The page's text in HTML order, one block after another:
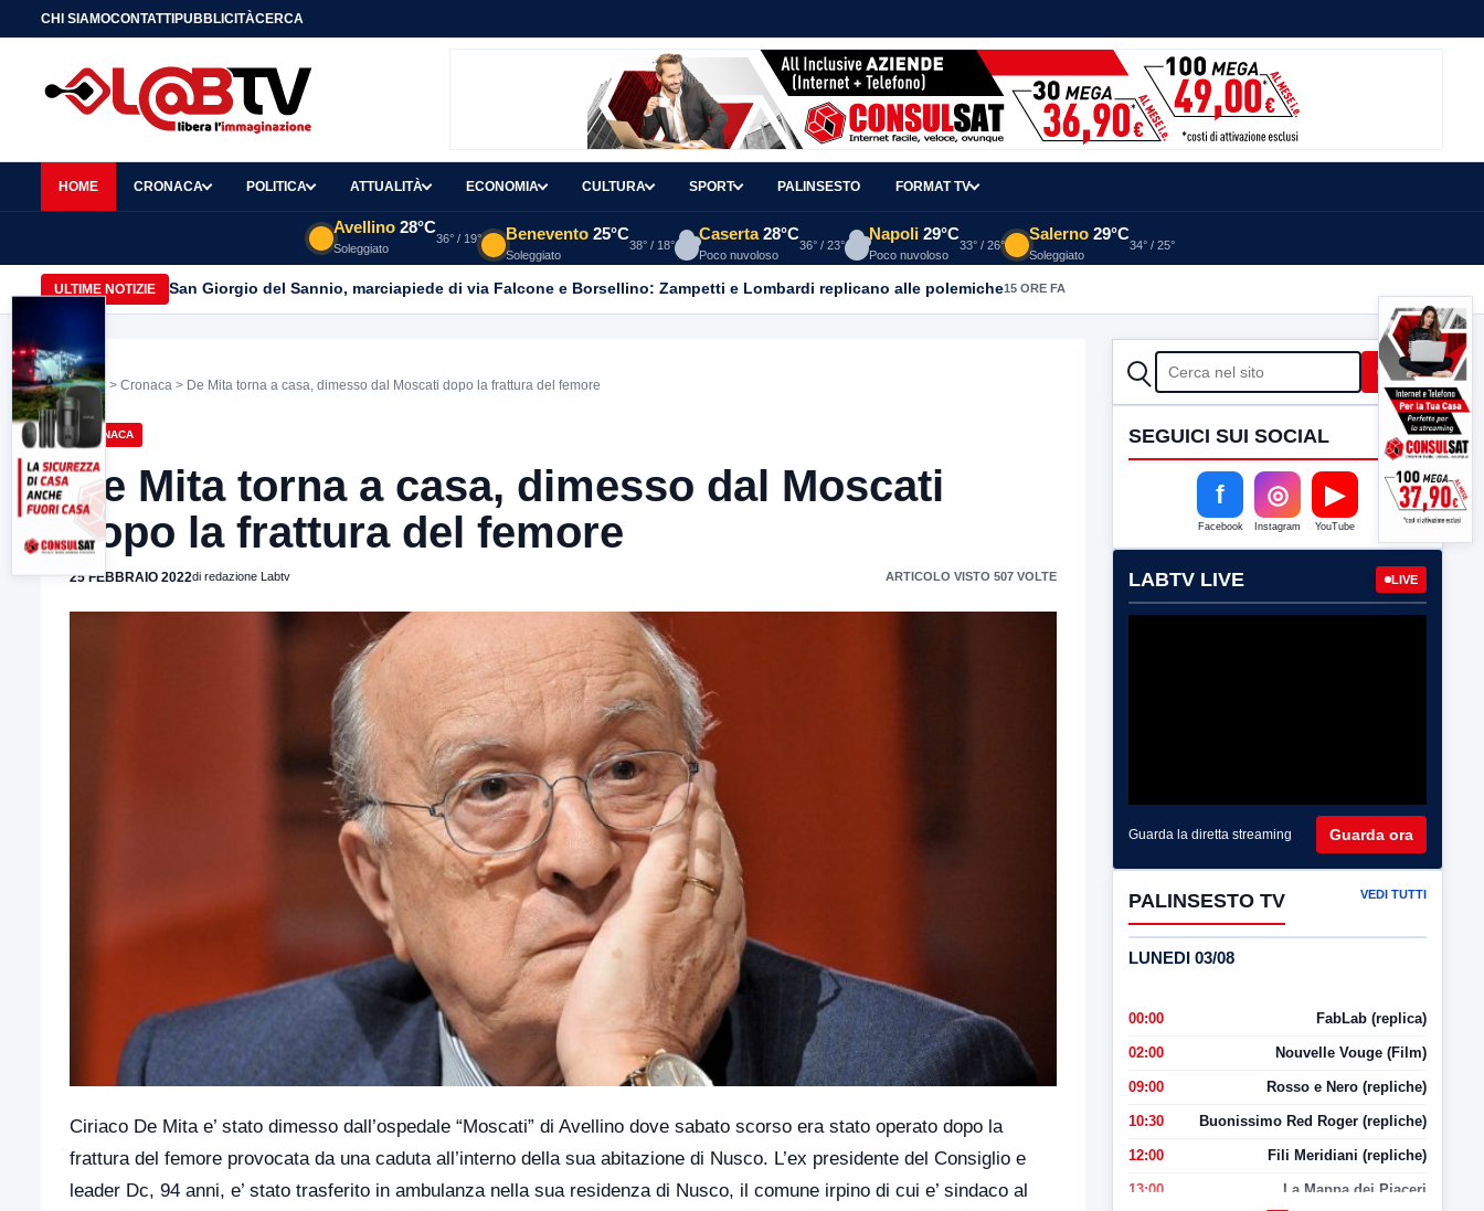
CHI SIAMOCONTATTIPUBBLICITÀCERCA
HOME CRONACA POLITICA ATTUALITÀ ECONOMIA CULTURA SPORT PALINSESTO FORMAT TV
Avellino 28°C
Soleggiato
36° / 19° Benevento 25°C
Soleggiato
38° / 18°
Caserta 28°C
Poco nuvoloso
36° / 23°
Napoli 29°C
Poco nuvoloso
33° / 26°
Salerno 29°C
Soleggiato
34° / 25°
ULTIME NOTIZIE San Giorgio del Sannio, marciapiede di via Falcone e Borsellino: Zampetti e Lombardi replicano alle polemiche15 ORE FA
Home > Cronaca > De Mita torna a casa, dimesso dal Moscati dopo la frattura del femore
CRONACA
De Mita torna a casa, dimesso dal Moscati
dopo la frattura del femore
25 FEBBRAIO 2022di redazione Labtv ARTICOLO VISTO 507 VOLTE
Ciriaco De Mita e’ stato dimesso dall’ospedale “Moscati” di Avellino dove sabato scorso era stato operato dopo la
frattura del femore provocata da una caduta all’interno della sua abitazione di Nusco. L’ex presidente del Consiglio e
leader Dc, 94 anni, e’ stato trasferito in ambulanza nella sua residenza di Nusco, il comune irpino di cui e’ sindaco al
CERCA Cerca
SEGUICI SUI SOCIAL
f
Facebook
◎
Instagram
▶
YouTube
LABTV LIVE LIVE
Guarda la diretta streaming Guarda ora
PALINSESTO TV VEDI TUTTI
LUNEDI 03/08
00:00 FabLab (replica)
02:00 Nouvelle Vouge (Film)
09:00 Rosso e Nero (repliche)
10:30 Buonissimo Red Roger (repliche)
12:00 Fili Meridiani (repliche)
13:00 La Mappa dei Piaceri